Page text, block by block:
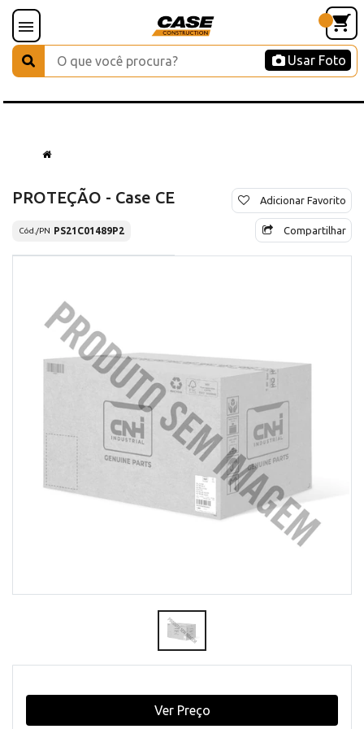
Usar Foto
PROTEÇÃO - Case CE
Cód./PN PS21C01489P2
Adicionar Favorito
Compartilhar
Ver Preço